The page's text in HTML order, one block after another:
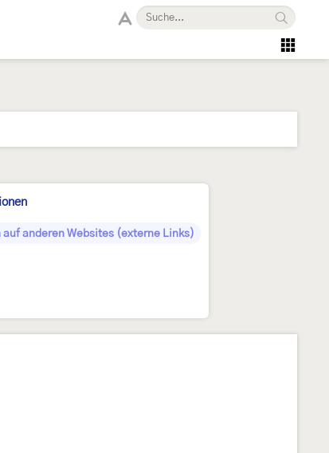
auf anderen Websites (externe Links)